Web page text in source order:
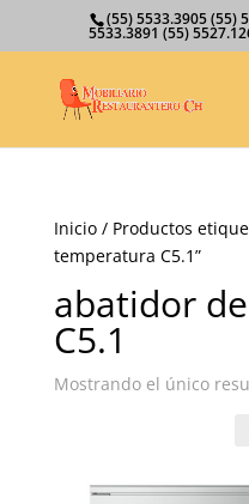
(55) 5533.3905 (55)
5533.3891 (55)
Inicio/ Productos
temperatura C5.1”
abatidor
C5.1
Mostrando el único